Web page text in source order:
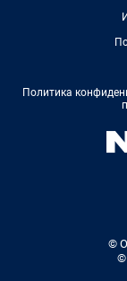
Политика
©
©